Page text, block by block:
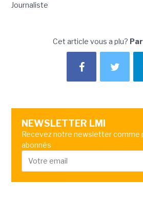
Journaliste
Cet article vous a plu?
NEWSLETTER LMI
Recevez notre newsletter comme
abonnés